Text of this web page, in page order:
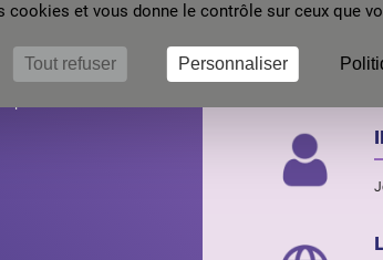
membre.
cookies et vous donne le contrôle sur ceux que
Tout refuser Personnaliser